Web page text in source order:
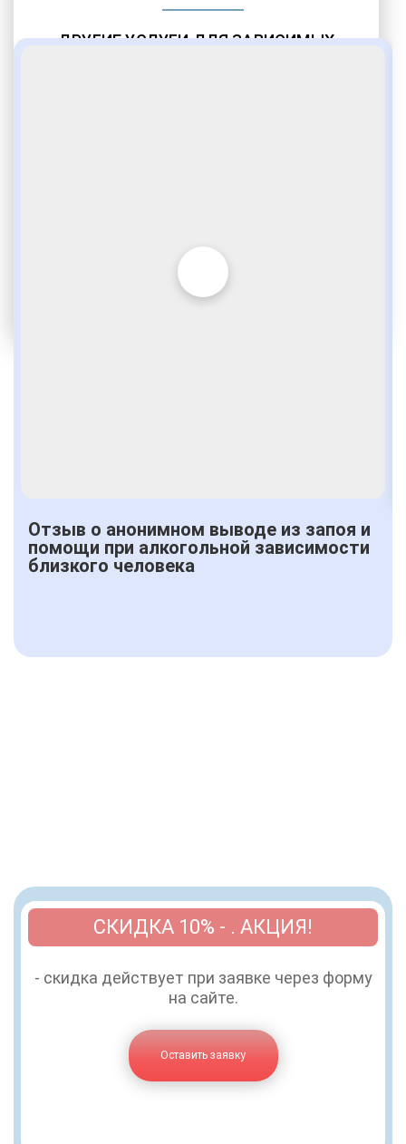
ДРУГИЕ УСЛУГИ ДЛЯ ЗАВИСИМЫХ
Отзыв о анонимном выводе из запоя и
помощи при алкогольной зависимости
близкого человека
СКИДКА 10% - . АКЦИЯ!
- скидка действует при заявке через форму
на сайте.
Оставить заявку